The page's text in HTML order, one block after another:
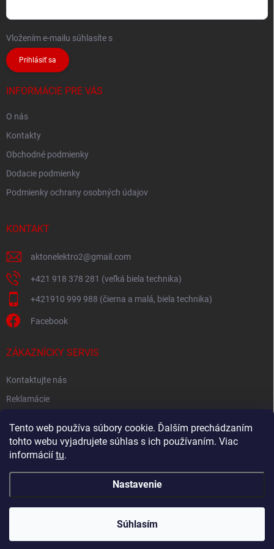
Tento web používa súbory cookie. Ďalším prechádzaním
tohto webu vyjadrujete súhlas s ich používaním. Viac
informácií tu.
Nastavenie
Súhlasím
Vložením e-mailu súhlasíte s
Prihlásiť sa
INFORMÁCIE PRE VÁS
O nás
Kontakty
Obchodné podmienky
Dodacie podmienky
Podmienky ochrany osobných údajov
KONTAKT
aktonelektro2@gmail.com
+421 918 378 281 (veľká biela technika)
+421910 999 988 (čierna a malá, biela technika)
Facebook
ZÁKAZNÍCKY SERVIS
Kontaktujte nás
Reklamácie
Akton.sk. Všetky práva vyhradené.